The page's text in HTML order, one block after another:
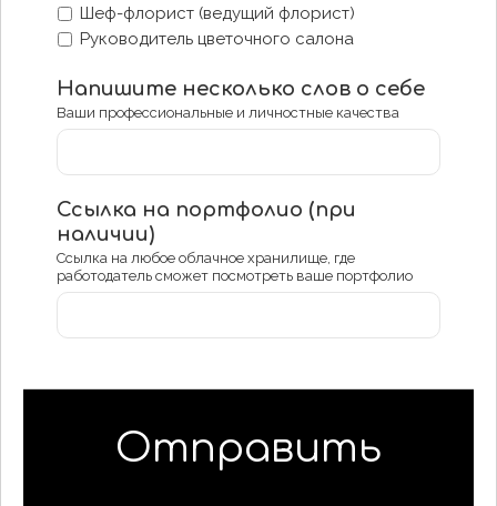
Шеф-флорист (ведущий флорист)
Руководитель цветочного салона
Напишите несколько слов о себе
Ваши профессиональные и личностные качества
Ссылка на портфолио (при
наличии)
Ссылка на любое облачное хранилище, где
работодатель сможет посмотреть ваше портфолио
Отправить